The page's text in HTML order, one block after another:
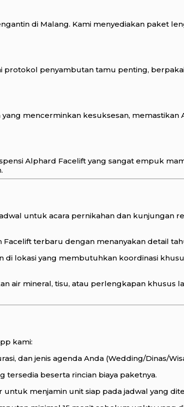
di Malang. Kami menyediakan paket
penyambutan tamu penting,
mencerminkan kesuksesan,
Alphard Facelift yang sangat empuk
untuk acara pernikahan dan kunjungan
Facelift terbaru dengan menanyakan detail
lokasi yang membutuhkan koordinasi
air mineral, tisu, atau perlengkapan khusus
kami:
dan jenis agenda Anda (Wedding/Dinas/
tersedia beserta rincian biaya paketnya.
menjamin unit siap pada jadwal yang